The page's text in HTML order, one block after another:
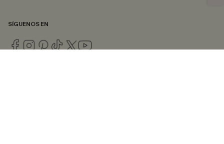
SÍGUENOS EN